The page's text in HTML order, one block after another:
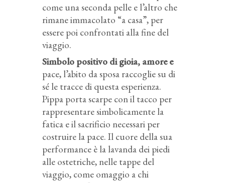
come una seconda pelle e l’altro che
rimane immacolato “a casa”, per
essere poi confrontati alla fine del
viaggio.
Simbolo positivo di gioia, amore e
pace, l’abito da sposa raccoglie su di
sé le tracce di questa esperienza.
Pippa porta scarpe con il tacco per
rappresentare simbolicamente la
fatica e il sacrificio necessari per
costruire la pace. Il cuore della sua
performance è la lavanda dei piedi
alle ostetriche, nelle tappe del
viaggio, come omaggio a chi